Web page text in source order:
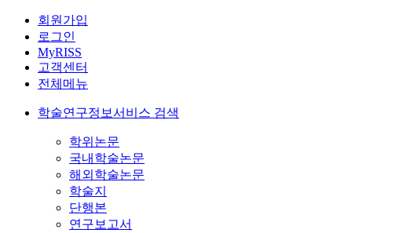
회원가입
로그인
MyRISS
고객센터
전체메뉴
학술연구정보서비스 검색
학위논문
국내학술논문
해외학술논문
학술지
단행본
연구보고서